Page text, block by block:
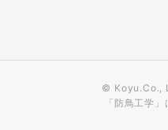
© Koyu.Co.,
「防鳥工学